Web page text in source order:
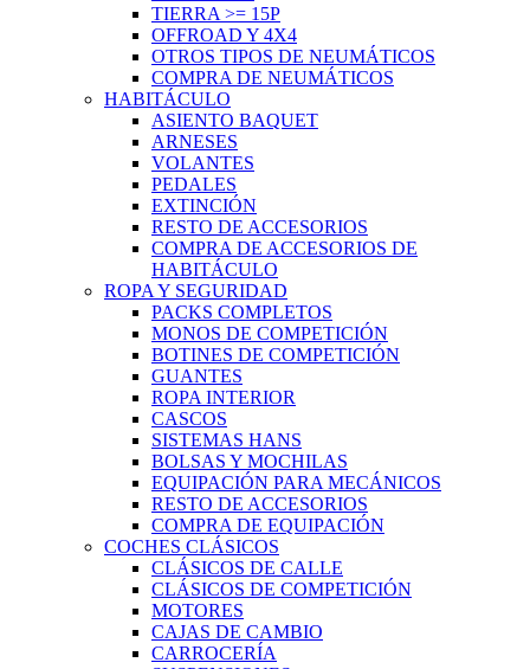
TIERRA >= 15P
OFFROAD Y 4X4
OTROS TIPOS DE NEUMÁTICOS
COMPRA DE NEUMÁTICOS
HABITÁCULO
ASIENTO BAQUET
ARNESES
VOLANTES
PEDALES
EXTINCIÓN
RESTO DE ACCESORIOS
COMPRA DE ACCESORIOS DE
HABITÁCULO
ROPA Y SEGURIDAD
PACKS COMPLETOS
MONOS DE COMPETICIÓN
BOTINES DE COMPETICIÓN
GUANTES
ROPA INTERIOR
CASCOS
SISTEMAS HANS
BOLSAS Y MOCHILAS
EQUIPACIÓN PARA MECÁNICOS
RESTO DE ACCESORIOS
COMPRA DE EQUIPACIÓN
COCHES CLÁSICOS
CLÁSICOS DE CALLE
CLÁSICOS DE COMPETICIÓN
MOTORES
CAJAS DE CAMBIO
CARROCERÍA